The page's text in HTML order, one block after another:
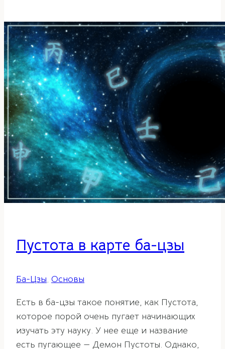
ба-
цзы
Пустота в карте ба-цзы
Ба-Цзы, Основы
Есть в ба-цзы такое понятие, как Пустота,
которое порой очень пугает начинающих
изучать эту науку. У нее еще и название
есть пугающее — Демон Пустоты. Однако,